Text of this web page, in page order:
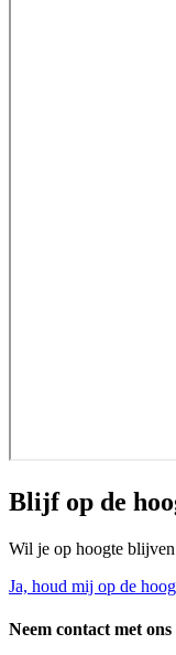
Blijf op de
Wil je op hoogte blijven
Ja, houd mij op de
Neem contact met ons